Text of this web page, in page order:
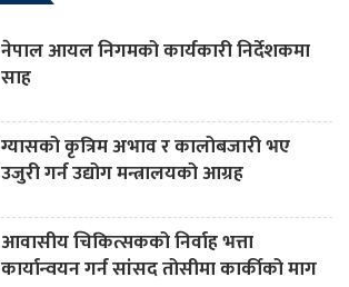
नेपाल आयल निगमको कार्यकारी निर्देशकमा
साह
ग्यासको कृत्रिम अभाव र कालोबजारी भए
उजुरी गर्न उद्योग मन्त्रालयको आग्रह
आवासीय चिकित्सकको निर्वाह भत्ता
कार्यान्वयन गर्न सांसद तोसीमा कार्कीको माग